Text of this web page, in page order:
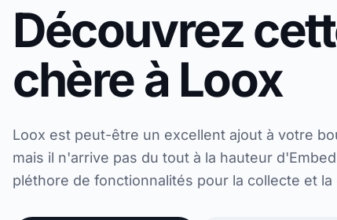
Découvrez
chère à Loox
Loox est peut-être un excellent ajout à votre
mais il n'arrive pas du tout à la hauteur
pléthore de fonctionnalités pour la collecte et la